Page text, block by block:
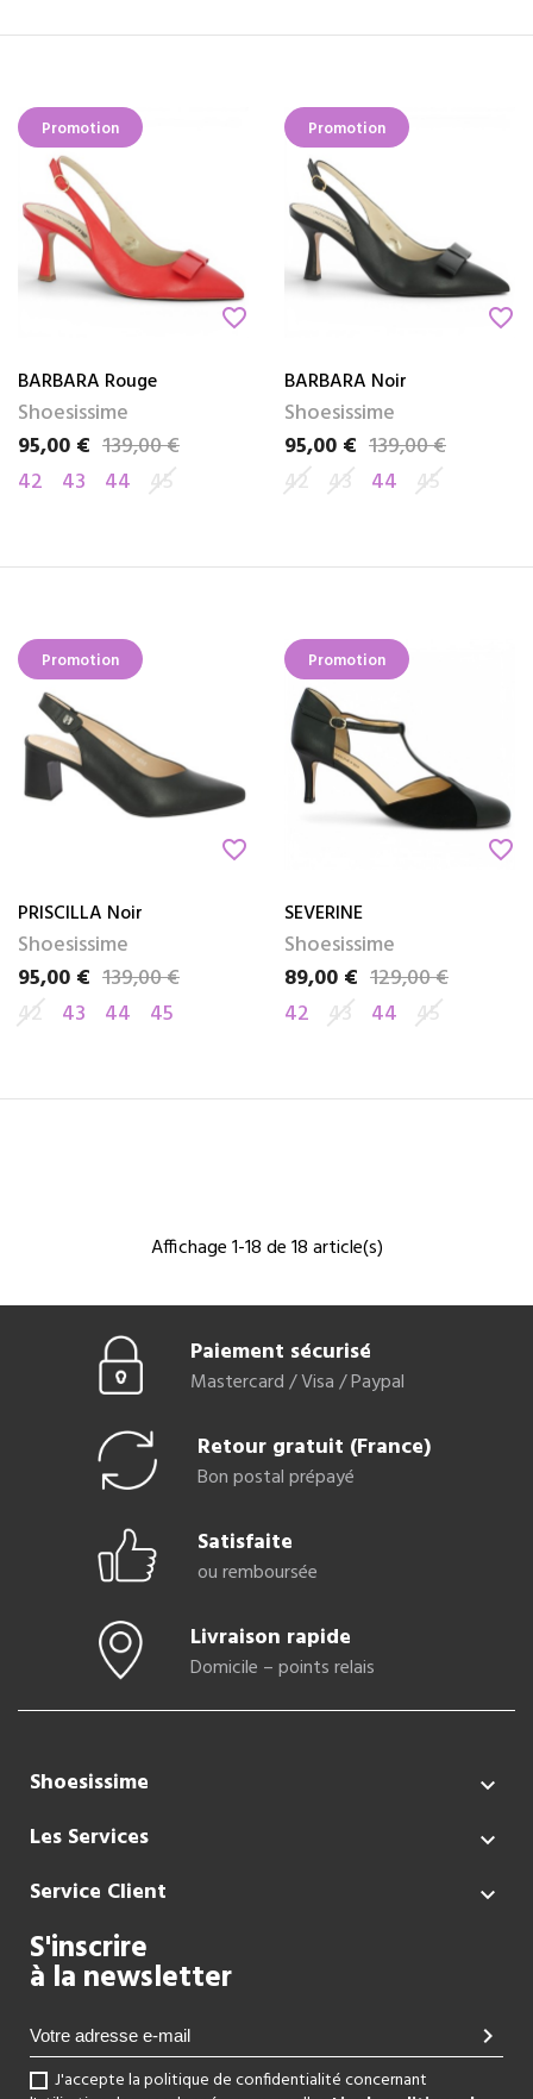
Promotion
favorite_border
BARBARA Rouge
Shoesissime
Prix
95,00 €
Prix de base139,00 €
42
43 44 45
Promotion
favorite_border
BARBARA Noir
Shoesissime
Prix
95,00 €
Prix de base139,00 €
42 43 44 45
Promotion
favorite_border
PRISCILLA Noir
Shoesissime
Prix
95,00 €
Prix de base139,00 €
42
43 44 45
Promotion
favorite_border
SEVERINE
Shoesissime
Prix
89,00 €
Prix de base129,00 €
42 43 44 45
Affichage 1-18 de 18 article(s)
Paiement sécurisé
Mastercard / Visa / Paypal
Retour gratuit (France)
Bon postal prépayé
Satisfaite
ou remboursée
Livraison rapide
Domicile – points relais
Shoesissime 
Les Services 
Service Client 
S'inscrire
à la newsletter
chevron_right
J'accepte la politique de confidentialité concernant